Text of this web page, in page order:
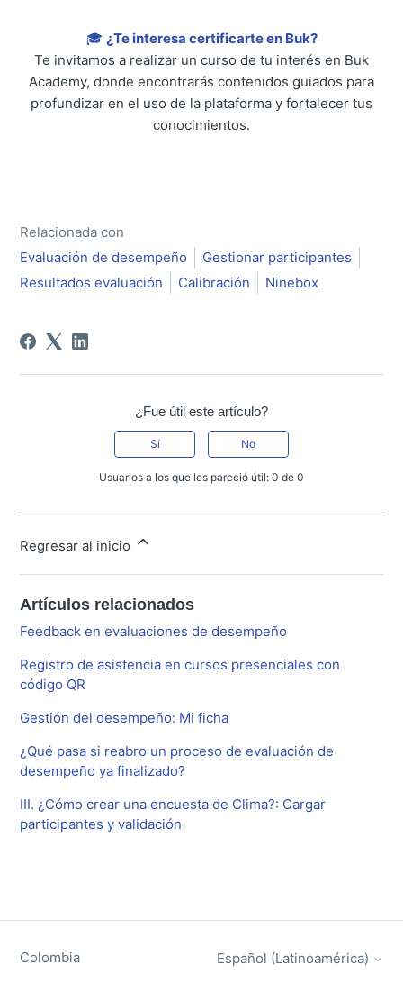
🎓 ¿Te interesa certificarte en Buk?
Te invitamos a realizar un curso de tu interés en Buk
Academy, donde encontrarás contenidos guiados para
profundizar en el uso de la plataforma y fortalecer tus
conocimientos.
Relacionada con
Evaluación de desempeño
Gestionar participantes
Resultados evaluación
Calibración Ninebox
¿Fue útil este artículo?
Sí No
Usuarios a los que les pareció útil: 0 de 0
Regresar al inicio
Artículos relacionados
Feedback en evaluaciones de desempeño
Registro de asistencia en cursos presenciales con
código QR
Gestión del desempeño: Mi ficha
¿Qué pasa si reabro un proceso de evaluación de
desempeño ya finalizado?
III. ¿Cómo crear una encuesta de Clima?: Cargar
participantes y validación
Colombia Español (Latinoamérica)